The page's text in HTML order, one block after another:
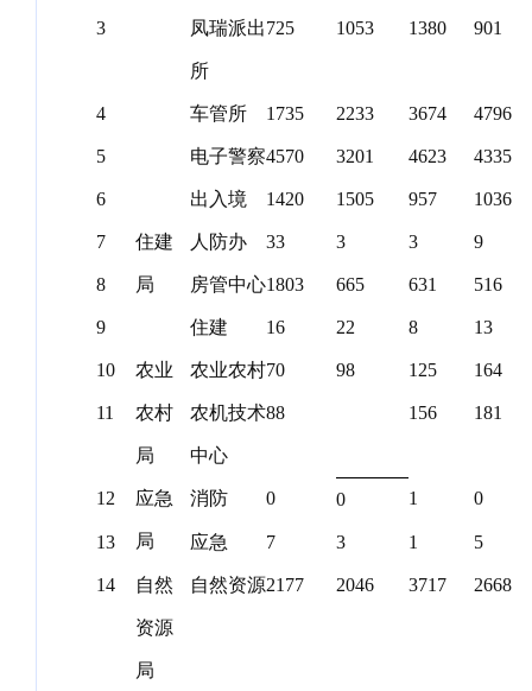
3 凤瑞派出
所
725 1053 1380 901
4 车管所 1735 2233 3674 4796
5 电子警察4570 3201 4623 4335
6 出入境 1420 1505 957 1036
7 住建
局
人防办 33 3 3 9
8 房管中心1803 665 631 516
9 住建 16 22 8 13
10 农业
农村
局
农业农村70 98 125 164
11 农机技术
中心
88 156 181
12 应急
局
消防 0 0 1 0
13 应急 7 3 1 5
14 自然
资源
局
自然资源2177 2046 3717 2668